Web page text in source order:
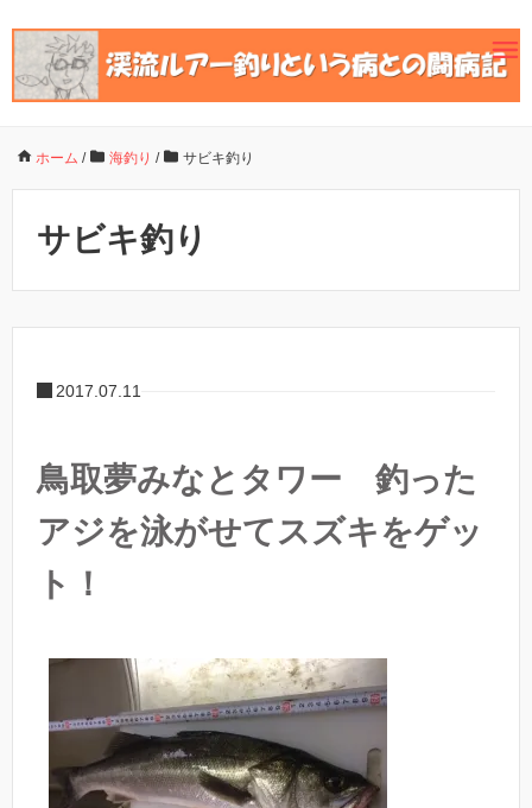
ホーム / 海釣り / サビキ釣り
サビキ釣り
2017.07.11
鳥取夢みなとタワー 釣った
アジを泳がせてスズキをゲッ
ト！